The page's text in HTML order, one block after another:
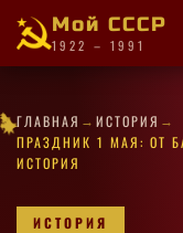
Мой СССР
1922 – 1991
·✦
★★
·★
✦
·
·✧
✧
·
·✧
✦
★
·
✧
·✦
··✧
·
★
★★
★ ГЛАВНАЯ → ИСТОРИЯ →
ПРАЗДНИК 1 МАЯ: ОТ
ИСТОРИЯ
ИСТОРИЯ